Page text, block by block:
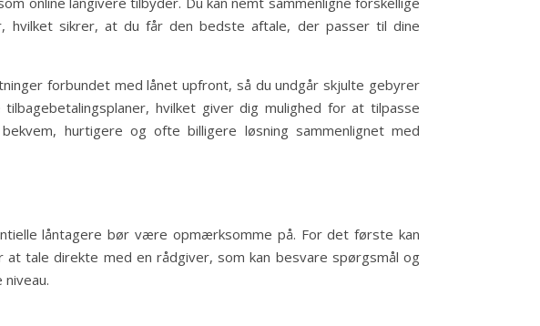
hvilket sikrer, at du får den bedste aftale, der passer til dine
forbundet med lånet upfront, så du undgår skjulte gebyrer
hvilket giver dig mulighed for at tilpasse
hurtigere og ofte billigere løsning sammenlignet med
låntagere bør være opmærksomme på. For det første kan
tale direkte med en rådgiver, som kan besvare spørgsmål og